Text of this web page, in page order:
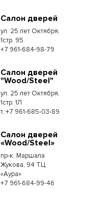
Салон дверей
ул. 25 лет Октября,
1стр. 95
+7 961-684-98-79
Салон дверей
"Wood/Steel"
ул. 25 лет Октября,
1стр. 1Л
т.:+7 961-685-03-89
Салон дверей
«Wood/Steel»
пр-к. Маршала
Жукова, 94 ТЦ
«Аура»
+7 961-684-99-46